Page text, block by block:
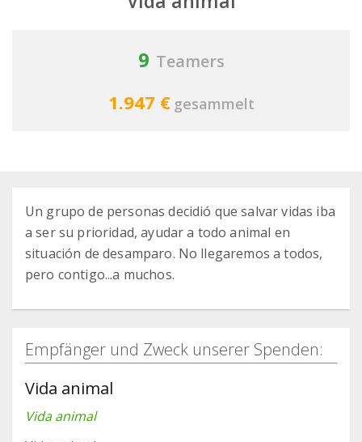
9 Teamers
1.947 € gesammelt
Un grupo de personas decidió que salvar vidas iba
a ser su prioridad, ayudar a todo animal en
situación de desamparo. No llegaremos a todos,
pero contigo...a muchos.
Empfänger und Zweck unserer Spenden:
Vida animal
Vida animal